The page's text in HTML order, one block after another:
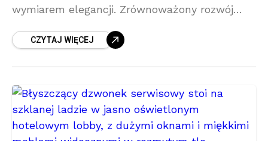
wymiarem elegancji. Zrównoważony rozwój
nieruchomości – nie tylko w oczach rynku, ale
CZYTAJ WIĘCEJ